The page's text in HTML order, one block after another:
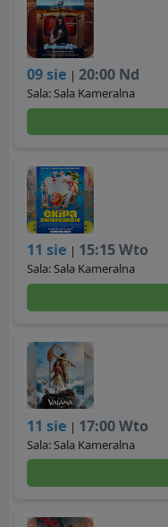
09 sie |20:00 Nd
Sala: Sala Kameralna
11 sie | 15:15 Wto
Sala: Sala Kameralna
11 sie | 17:00 Wto
Sala: Sala Kameralna